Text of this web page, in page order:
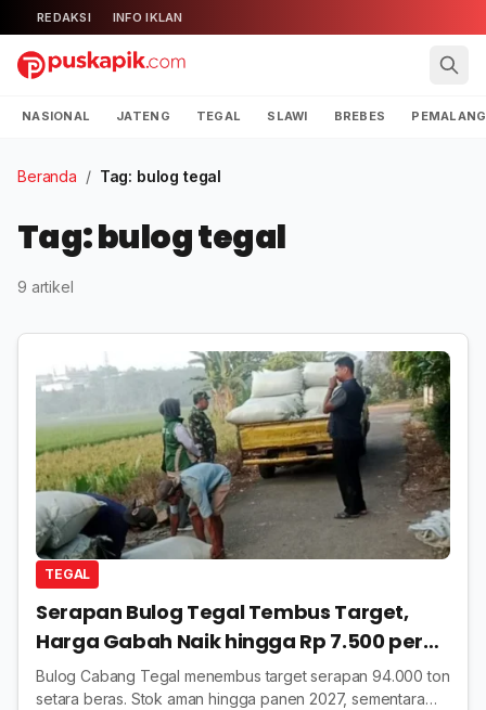
REDAKSI INFO IKLAN
NASIONAL JATENG TEGAL SLAWI BREBES PEMALANG
Beranda / Tag: bulog tegal
Tag: bulog tegal
9 artikel
TEGAL
Serapan Bulog Tegal Tembus Target,
Harga Gabah Naik hingga Rp 7.500 per
Kilogram
Bulog Cabang Tegal menembus target serapan 94.000 ton
setara beras. Stok aman hingga panen 2027, sementara